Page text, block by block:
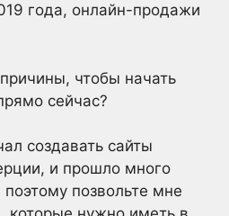
года, онлайн-продажи
чтобы начать
сейчас?
создавать сайты
и прошло много
позвольте мне